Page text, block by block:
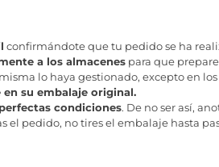
confirmándote que tu pedido se ha
a los almacenespara que
lo haya gestionado, excepto en
su embalaje original.
condiciones. De no ser así,
pedido, no tires el embalaje hasta